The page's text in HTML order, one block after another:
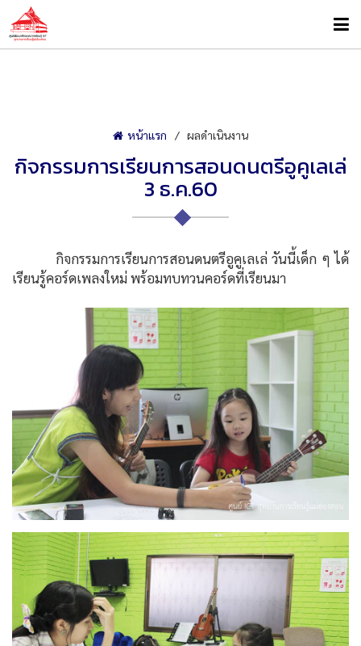
หน้าแรก ผลดำเนินงาน
กิจกรรมการเรียนการสอนดนตรีอูคูเลเล่
3 ธ.ค.60
กิจกรรมการเรียนการสอนดนตรีอูคูเลเล่ วันนี้เด็ก ๆ ได้
เรียนรู้คอร์ดเพลงใหม่ พร้อมทบทวนคอร์ดที่เรียนมา